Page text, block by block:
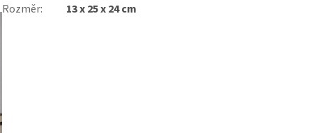
Rozměr: 13 x 25 x 24 cm